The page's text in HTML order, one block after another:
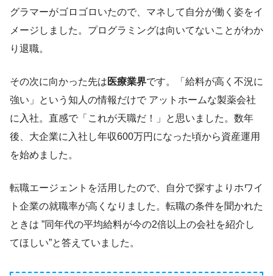
グラマーがゴロゴロいたので、マネして自分が働く姿をイ
メージしました。プログラミングは向いてないことがわか
り退職。
その次に向かった先は 医療業界です。「給料が高く不況に
強い」という知人の情報だけで アットホームな製薬会社
に入社。直感で「これが天職だ！」と思いました。数年
後、大企業に入社し年収600万円になった頃から資産運用
を始めました。
転職エージェントを活用したので、自分で探すよりホワイ
ト企業の就職率が高くなりました。転職の条件を聞かれた
ときは ”同年代の平均給料が今の2倍以上の会社を紹介し
てほしい”と答えていました。